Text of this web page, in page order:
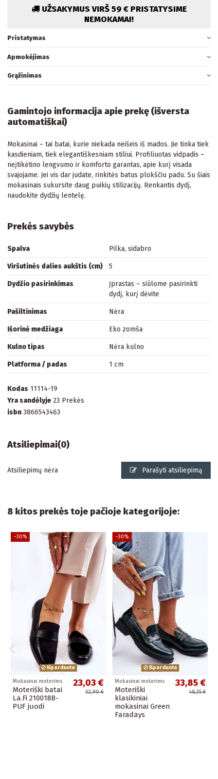
UŽSAKYMUS VIRŠ 59 € PRISTATYSIME
NEMOKAMAI!
Pristatymas
Apmokėjimas
Grąžinimas
Gamintojo informacija apie prekę (išversta
automatiškai)
Mokasinai – tai batai, kurie niekada neišeis iš mados. Jie tinka tiek
kasdieniam, tiek elegantiškesniam stiliui. Profiliuotas vidpadis –
neįtikėtino lengvumo ir komforto garantas, apie kurį visada
svajojame. Jei vis dar judate, rinkitės batus plokščiu padu. Su šiais
mokasinais sukursite daug puikių stilizacijų. Renkantis dydį,
naudokite dydžių lentelę.
Prekės savybės
Spalva Pilka, sidabro
Viršutinės dalies aukštis (cm) 5
Dydžio pasirinkimas
Įprastas – siūlome pasirinkti
dydį, kurį dėvite
Pašiltinimas Nėra
Išorinė medžiaga Eko zomša
Kulno tipas Nėra kulno
Platforma / padas 1 cm
Kodas 11114-19
Yra sandėlyje 23 Prekės
isbn 3866543463
Atsiliepimai(0)
Atsiliepimų nėra Parašyti atsiliepimą
8 kitos prekės toje pačioje kategorijoje:
−30%
Išparduota
Mokasinai moterims
Moteriški batai
La.Fi 210018B-
PUF juodi
23,03 €
32,90 €
−30%
Išparduota
Mokasinai moterims
Moteriški
klasikiniai
mokasinai Green
Faradays
33,85 €
48,35 €